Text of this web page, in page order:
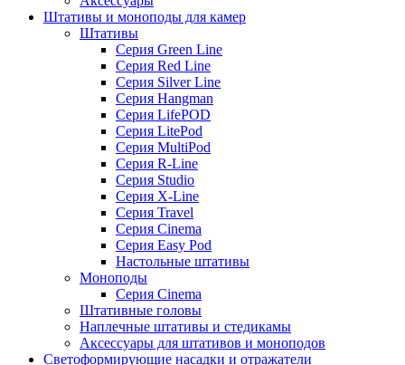
Штативы и моноподы для камер
Штативы
Серия Green Line
Серия Red Line
Серия Silver Line
Серия Hangman
Серия LifePOD
Серия LitePod
Серия MultiPod
Серия R-Line
Серия Studio
Серия X-Line
Серия Travel
Серия Cinema
Серия Easy Pod
Настольные штативы
Моноподы
Серия Cinema
Штативные головы
Наплечные штативы и стедикамы
Аксессуары для штативов и моноподов
Светоформирующие насадки и отражатели